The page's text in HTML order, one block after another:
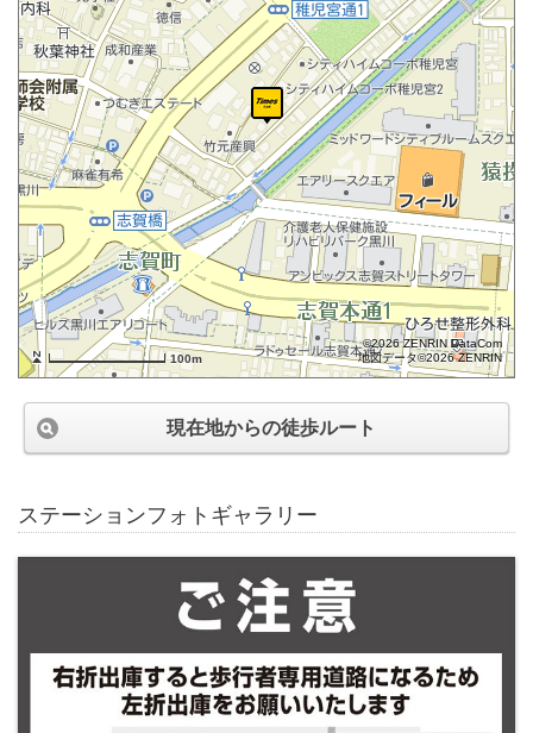
100m
©2026 ZENRIN DataCom
地図データ©2026 ZENRIN
現在地からの徒歩ルート
ステーションフォトギャラリー